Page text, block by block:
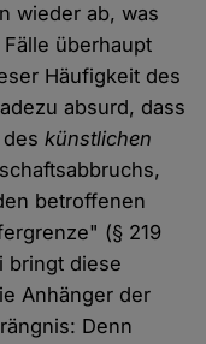
wieder ab, was
überhaupt
Häufigkeit des
absurd, dass
deskünstlichen
betroffenen
(§ 219
bringt diese
Anhänger der
Denn